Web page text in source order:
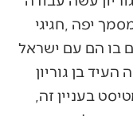
‬ולאומי‭ ‬מאוד‭, ‬שהנושאים‭ ‬המרכזיים‭ ‬בו‭ ‬הם‭ ‬עם‭ ‬ישראל‭
‬וארץ‭ ‬ישראל‭. ‬ועדיין‭, ‬כדאי‭ ‬לזכור‭ ‬מה‭ ‬העיד‭ ‬בן‭ ‬גוריון‭